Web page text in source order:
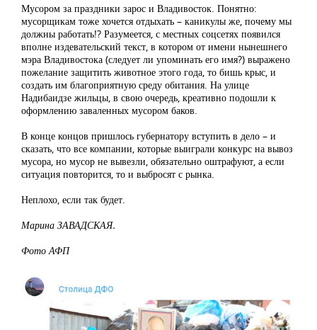
Мусором за праздники зарос и Владивосток. Понятно:
мусорщикам тоже хочется отдыхать – каникулы же, почему мы
должны работать!? Разумеется, с местных соцсетях появился
вполне издевательский текст, в котором от имени нынешнего
мэра Владивостока (следует ли упоминать его имя?) выражено
пожелание защитить животное этого года, то бишь крыс, и
создать им благоприятную среду обитания. На улице
Надибаидзе жильцы, в свою очередь, креативно подошли к
оформлению заваленных мусором баков.
В конце концов пришлось губернатору вступить в дело – и
сказать, что все компании, которые выиграли конкурс на вывоз
мусора, но мусор не вывезли, обязательно оштрафуют, а если
ситуация повторится, то и выбросят с рынка.
Неплохо, если так будет.
Марина ЗАВАДСКАЯ.
Фото АФП